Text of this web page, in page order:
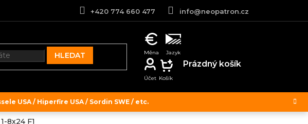
USA / Hiperfire USA / Sordin SWE / etc.
+420 774 660 477 info@neopatron.cz
HLEDAT
NÁKUPNÍ
KOŠÍK
Prázdný košík
8x24 F1